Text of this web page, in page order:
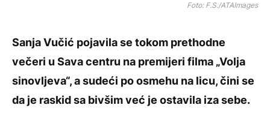
Foto: F.S./ATAImages
Sanja Vučić pojavila se tokom prethodne
večeri u Sava centru na premijeri filma „Volja
sinovljeva“, a sudeći po osmehu na licu, čini se
da je raskid sa bivšim već je ostavila iza sebe.